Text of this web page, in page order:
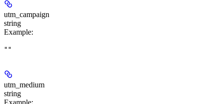
utm_campaign
string
Example:
""
utm_medium
string
Example: